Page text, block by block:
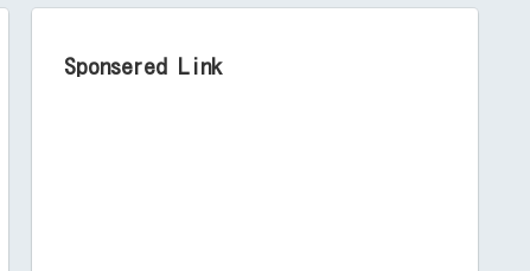
Sponsered Link